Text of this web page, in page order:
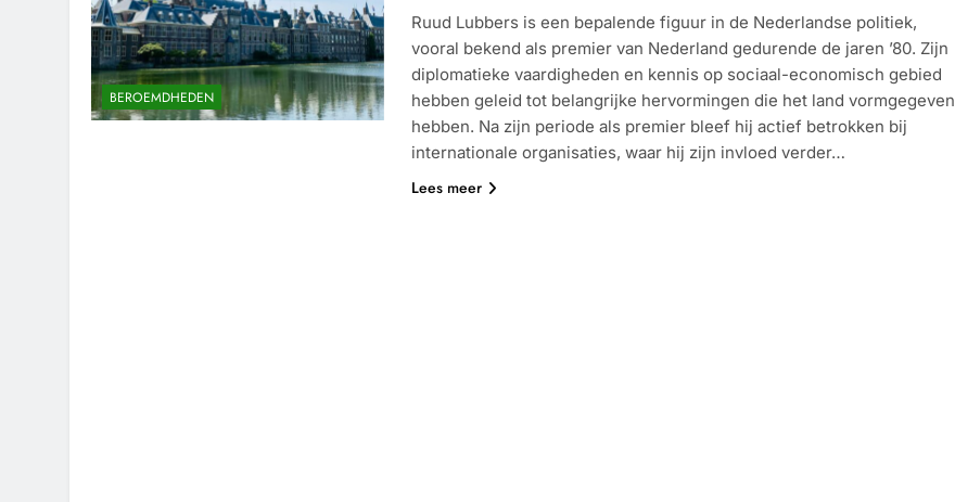
BEROEMDHEDEN
Ruud Lubbers is een bepalende figuur in de Nederlandse politiek,
vooral bekend als premier van Nederland gedurende de jaren ’80. Zijn
diplomatieke vaardigheden en kennis op sociaal-economisch gebied
hebben geleid tot belangrijke hervormingen die het land vormgegeven
hebben. Na zijn periode als premier bleef hij actief betrokken bij
internationale organisaties, waar hij zijn invloed verder…
Lees meer